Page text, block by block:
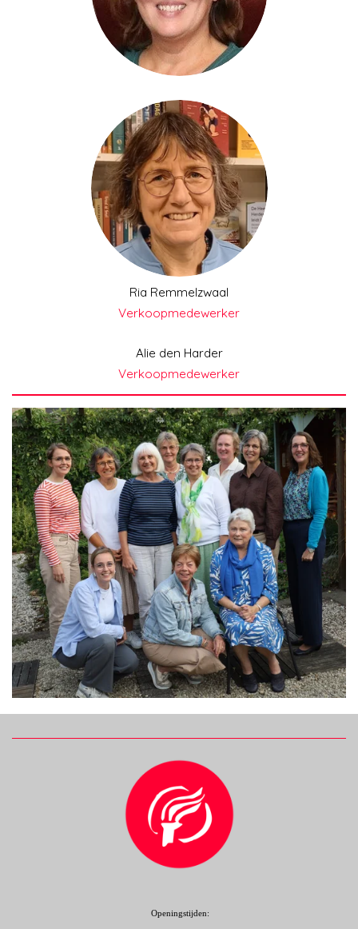
Ria Remmelzwaal
Verkoopmedewerker
Alie den Harder
Verkoopmedewerker
Openingstijden: